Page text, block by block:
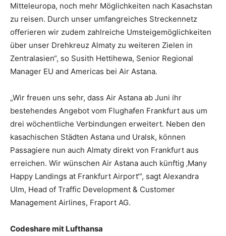
Mitteleuropa, noch mehr Möglichkeiten nach Kasachstan
zu reisen. Durch unser umfangreiches Streckennetz
offerieren wir zudem zahlreiche Umsteigemöglichkeiten
über unser Drehkreuz Almaty zu weiteren Zielen in
Zentralasien“, so Susith Hettihewa, Senior Regional
Manager EU and Americas bei Air Astana.
„Wir freuen uns sehr, dass Air Astana ab Juni ihr
bestehendes Angebot vom Flughafen Frankfurt aus um
drei wöchentliche Verbindungen erweitert. Neben den
kasachischen Städten Astana und Uralsk, können
Passagiere nun auch Almaty direkt von Frankfurt aus
erreichen. Wir wünschen Air Astana auch künftig ‚Many
Happy Landings at Frankfurt Airport‘“, sagt Alexandra
Ulm, Head of Traffic Development & Customer
Management Airlines, Fraport AG.
Codeshare mit Lufthansa